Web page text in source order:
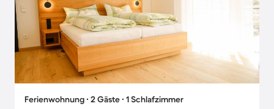
Ferienwohnung ∙ 2 Gäste ∙ 1 Schlafzimmer